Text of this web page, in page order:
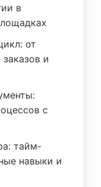
в
от
и
с
тайм-
навыки и